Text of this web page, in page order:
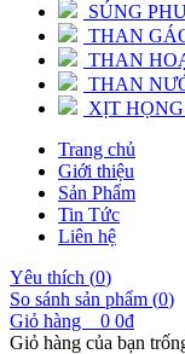
SÚNG
THAN
THAN
THAN
XỊT
Trang chủ
Giới thiệu
Sản Phẩm
Tin Tức
Liên hệ
Yêu thích (0)
So sánh sản phẩm (0)
Giỏ hàng
0 0đ
Giỏ hàng của bạn